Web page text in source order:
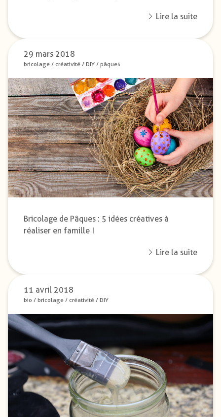
Lire la suite
29 mars 2018
bricolage / créativité / DIY / pâques
Bricolage de Pâques : 5 idées créatives à
réaliser en famille !
Lire la suite
11 avril 2018
bio / bricolage / créativité / DIY